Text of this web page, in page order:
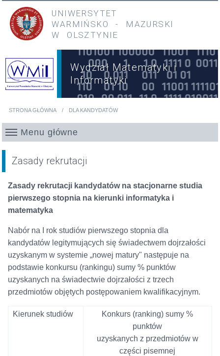
Przejdź do treści
Przejdź do menu głównego
UNIWERSYTET
WARMIŃSKO
- MAZURSKI
W OLSZTYNIE
Wydział Matematyki i
Informatyki
STRONA GŁÓWNA DLA KANDYDATÓW
Menu główne
Zasady rekrutacji
Zasady rekrutacji kandydatów na stacjonarne studia
pierwszego stopnia na kierunki informatyka i
matematyka
Nabór na I rok studiów pierwszego stopnia dla
kandydatów legitymujących się świadectwem dojrzałości
uzyskanym w systemie „nowej matury" następuje na
podstawie konkursu (rankingu) sumy % punktów
uzyskanych na świadectwie dojrzałości z trzech
przedmiotów objętych postępowaniem kwalifikacyjnym.
Kierunek studiów
Konkurs (ranking) sumy %
punktów
uzyskanych z przedmiotów w
części pisemnej